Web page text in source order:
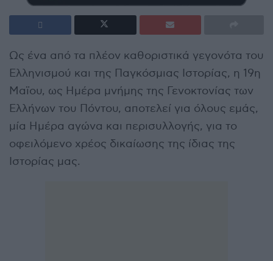
Ως ένα από τα πλέον καθοριστικά γεγονότα του
Ελληνισμού και της Παγκόσμιας Ιστορίας, η 19η
Μαϊου, ως Ημέρα μνήμης της Γενοκτονίας των
Ελλήνων του Πόντου, αποτελεί για όλους εμάς,
μία Ημέρα αγώνα και περισυλλογής, για το
οφειλόμενο χρέος δικαίωσης της ίδιας της
Ιστορίας μας.